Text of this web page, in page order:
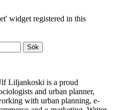
widget registered in this
Liljankoski is a proud
and urban planner,
with urban planning, e-